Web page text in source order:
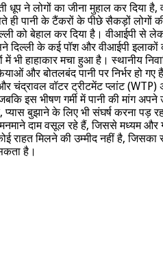
ने लोगों का जीना मुहाल कर दिया है,
पानी के टैंकरों के पीछे सैकड़ों
को बेहाल कर दिया है। वीआईपी
दिल्ली के कई पॉश और वीआईपी
हाहाकार मचा हुआ है। स्थानीय
और बोतलबंद पानी पर निर्भर हो
वॉटर ट्रीटमेंट प्लांट (WTP)
इस भीषण गर्मी में पानी की मांग
बुझाने के लिए भी संघर्ष करना पड़
दाम वसूल रहे हैं, जिससे मध्यम और
राहत मिलने की उम्मीद नहीं है,
है।